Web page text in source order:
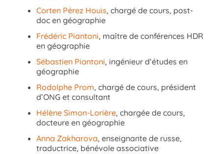
Corten Pérez Houis, chargé de cours, post-
doc en géographie
Frédéric Piantoni, maître de conférences HDR
en géographie
Sébastien Piantoni, ingénieur d’études en
géographie
Rodolphe Prom, chargé de cours, président
d’ONG et consultant
Hélène Simon-Lorière, chargée de cours,
docteure en géographie
Anna Zakharova, enseignante de russe,
traductrice, bénévole associative